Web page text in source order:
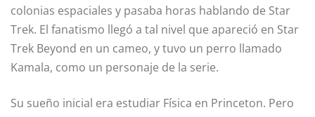
colonias espaciales y pasaba horas hablando de Star
Trek. El fanatismo llegó a tal nivel que apareció en Star
Trek Beyond en un cameo, y tuvo un perro llamado
Kamala, como un personaje de la serie.
Su sueño inicial era estudiar Física en Princeton. Pero